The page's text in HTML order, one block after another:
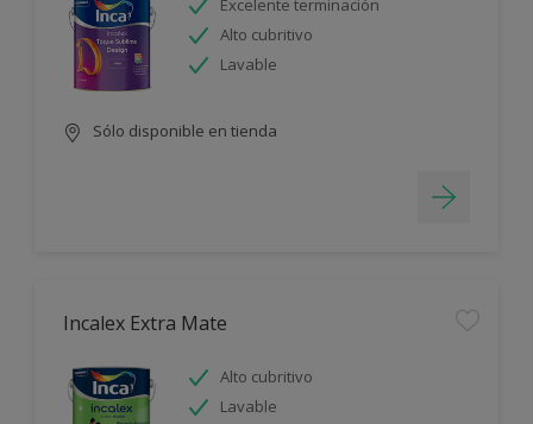
Excelente terminación
Alto cubritivo
Lavable
Sólo disponible en tienda
Incalex Extra Mate
Alto cubritivo
Lavable